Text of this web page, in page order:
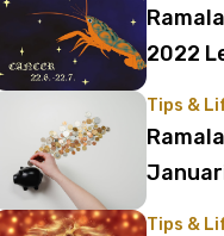
2022
Tips &
Tips &